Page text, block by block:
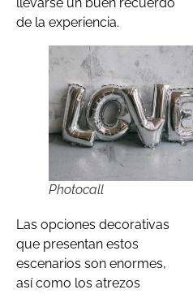
llevarse un buen recuerdo
de la experiencia.
Photocall
Las opciones decorativas
que presentan estos
escenarios son enormes,
así como los atrezos